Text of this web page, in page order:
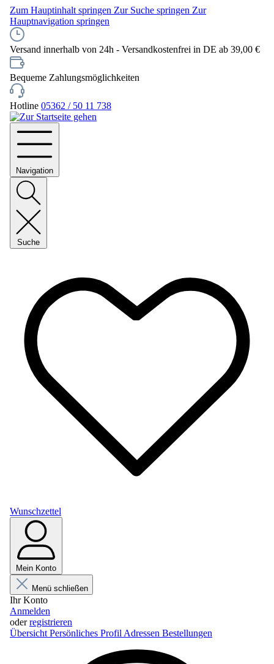
Zum Hauptinhalt springen Zur Suche springen Zur
Hauptnavigation springen
Versand innerhalb von 24h - Versandkostenfrei in DE ab 39,00 €
Bequeme Zahlungsmöglichkeiten
Hotline 05362 / 50 11 738
Navigation
Suche
Wunschzettel
Mein Konto
Menü schließen
Ihr Konto
Anmelden
oderregistrieren
Übersicht Persönliches Profil Adressen Bestellungen